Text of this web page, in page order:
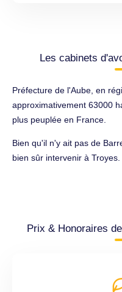
Les cabinets
Préfecture de l'Aube, en
approximativement 63000
plus peuplée en France.
Bien qu'il n'y ait pas de
bien sûr intervenir à Troyes.
Prix & Honoraires